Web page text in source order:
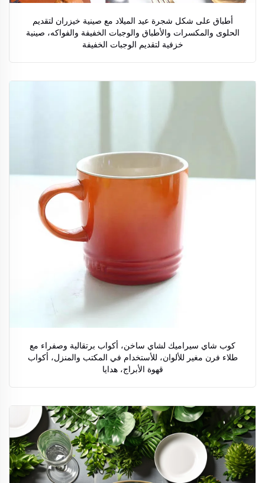
أطباق على شكل شجرة عيد الميلاد مع صينية خيزران لتقديم
الحلوى والمكسرات والأطباق والوجبات الخفيفة والفواكه، صينية
خزفية لتقديم الوجبات الخفيفة
كوب شاي سيراميك لشاي ساخن، أكواب برتقالية وصفراء مع
طلاء فرن مغير للألوان، للأستخدام في المكتب والمنزل، أكواب
قهوة الأبراج، هدايا